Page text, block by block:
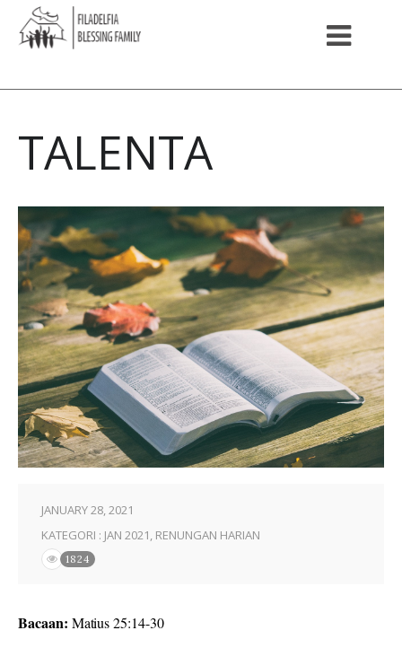
TALENTA
JANUARY 28, 2021
KATEGORI : JAN 2021, RENUNGAN HARIAN
1824
Bacaan: Matius 25:14-30